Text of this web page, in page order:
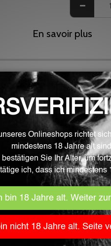
En savoir plus
Volt Entladeschlussspannung.
~ 75℃